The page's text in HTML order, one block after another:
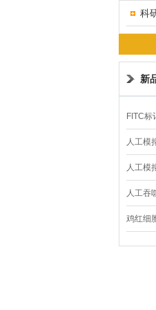
科
新
FITC标
人工模
人工模
人工吞
鸡红细